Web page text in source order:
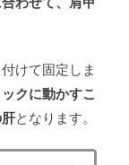
けて固定しま
クに動かすこ
となります。